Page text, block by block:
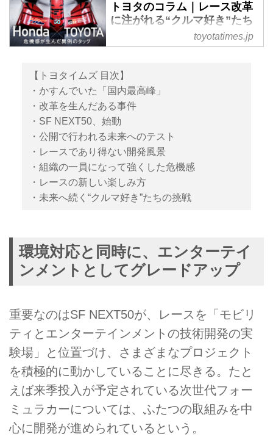
トヨタのコラム｜レース改革
に注がれる“クルマ好き”たち
の情熱｜トヨタイムズ
なくなってしまうかもしれない」
という強烈な危機感から生まれた
改革の最前線を取材した。 #トヨ
タイムズ
toyotatimes.jp
【トヨタイムズ 目次】
・かすんでいた「国内最高峰」
・改革を生んだある事件
・SF NEXT50、始動
・公開で行われる未来へのテスト
・レースであり得ない開発風景
・組織の一員になって強くした危機感
・レースの新しい楽しみ方
・未来へ続く“クルマ好き”たちの挑戦
環境対応と同時に、エンターテイ
ンメントとしてグレードアップ
重要なのはSF NEXT50が、レースを「モビリ
ティとエンターテインメントの技術開発の実
験場」と位置づけ、さまざまなプロジェクト
を積極的に動かしていることに尽きる。たと
えば来季投入が予定されている次世代フォー
ミュラカーについては、ふたつの取組みを中
心に開発が進められているという。